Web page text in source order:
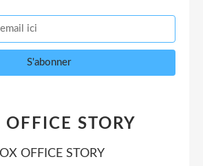
OFFICE STORY